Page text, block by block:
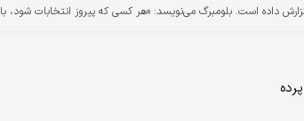
داده است. بلومبرگ می‌نویسد: «هر کسی که پیروز انتخابات شود، با